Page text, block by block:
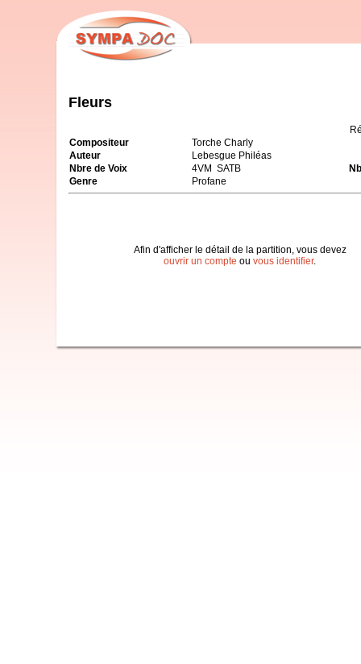
Fleurs
Compositeur
Torche Charly
Auteur
Lebesgue Philéas
Nbre de Voix
4VM SATB
Genre
Profane
Afin d'afficher le détail de la partition, vous devez
ouvrir un compte ou vous identifier.